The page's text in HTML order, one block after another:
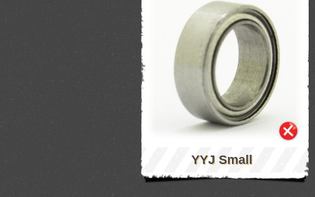
YYJ Small